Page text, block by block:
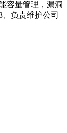
容量管理，漏洞
负责维护公司